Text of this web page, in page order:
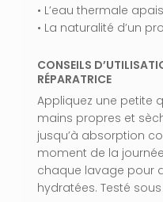
• L’eau thermale
• La naturalité d’un
CONSEILS
RÉPARATRICE
Appliquez une petite
mains propres et
jusqu’à absorption
moment de la
chaque lavage pour
hydratées. Testé